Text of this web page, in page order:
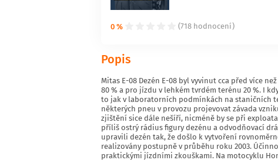
0 % (718 hodnocení)
Popis
Mitas E-08 Dezén E-08 byl vyvinut cca před více
80 % a pro jízdu v lehkém tvrdém terénu 20 %. I
to jak v laboratorních podmínkách na staničních
některých pneu v provozu projevovat závada
zjištění sice dále nešíří, nicméně by se při
příliš ostrý rádius figury dezénu a odvodňovací
upravili dezén tak, že došlo k vytvoření
realizovány postupně v průběhu roku 2003.
praktickými jízdními zkouškami. Na motocyklu